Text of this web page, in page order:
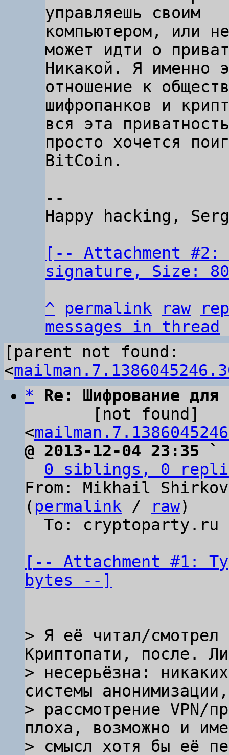
управляешь своим
компьютером, или
может идти о
Никакой. Я именно
отношение к
шифропанков и
вся эта
просто хочется
BitCoin.
--
Happy hacking,
[-- Attachment
signature, Size:
^
permalink raw
messages in thread
[parent not found:
<
*
Re: Шифрование для
<
@ 2013-12-04 23:35
0 siblings, 0
From: Mikhail Shirkov
( permalink / raw)
[-- Attachment #1:
bytes --]
> Я её читал/смотрел
Криптопати, после.
> несерьёзна:
системы
> рассмотрение
плоха, возможно и